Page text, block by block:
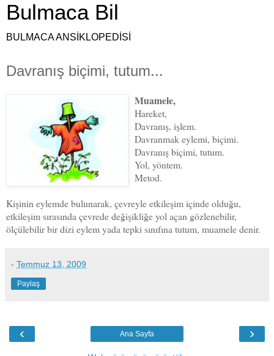
Bulmaca Bil
BULMACA ANSİKLOPEDİSİ
Davranış biçimi, tutum...
Muamele,
Hareket,
Davranış, işlem.
Davranmak eylemi, biçimi.
Davranış biçimi, tutum.
Yol, yöntem.
Metod.
Kişinin eylemde bulunarak, çevreyle etkileşim içinde olduğu,
etkileşim sırasında çevrede değişikliğe yol açan gözlenebilir,
ölçülebilir bir dizi eylem yada tepki sınıfına tutum, muamele denir.
- Temmuz 13, 2009
Paylaş
‹ ›
Ana Sayfa